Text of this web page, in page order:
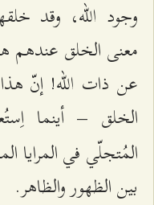
وجود الله، وقد
معنى الخلق عندهم
عن ذات الله! إنّ
الخلق – أينما
المُتجلّي في المرايا
بين الظهور والظاهر.